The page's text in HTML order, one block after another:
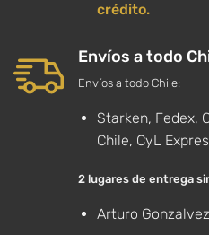
crédito.
Envíos a todo
Envíos a todo Chile:
Starken, Fedex,
Chile, CyL
2 lugares de entrega
Arturo